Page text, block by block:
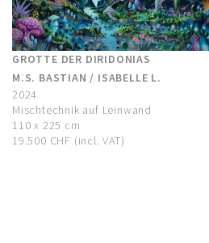
GROTTE DER DIRIDONIAS
M.S. BASTIAN / ISABELLE L.
2024
Mischtechnik auf Leinwand
110 x 225 cm
19.500 CHF (incl. VAT)